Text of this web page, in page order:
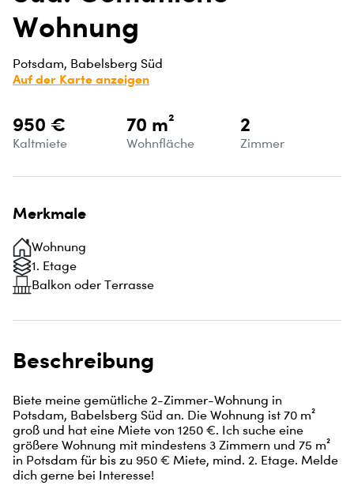
Wohnung
Potsdam, Babelsberg Süd
Auf der Karte anzeigen
950 €
Kaltmiete
70 m²
Wohnfläche
2
Zimmer
Merkmale
Wohnung
1. Etage
Balkon oder Terrasse
Beschreibung
Biete meine gemütliche 2-Zimmer-Wohnung in
Potsdam, Babelsberg Süd an. Die Wohnung ist 70 m²
groß und hat eine Miete von 1250 €. Ich suche eine
größere Wohnung mit mindestens 3 Zimmern und 75 m²
in Potsdam für bis zu 950 € Miete, mind. 2. Etage. Melde
dich gerne bei Interesse!